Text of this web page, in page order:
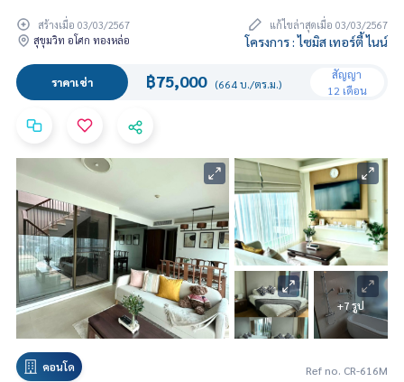
สร้างเมื่อ 03/03/2567
แก้ไขล่าสุดเมื่อ 03/03/2567
สุขุมวิท อโศก ทองหล่อ
โครงการ : ไซมิส เทอร์ตี้ ไนน์
ราคาเช่า ฿75,000 (664 บ./ตร.ม.)
สัญญา
12 เดือน
+7 รูป
คอนโด Ref no. CR-616M